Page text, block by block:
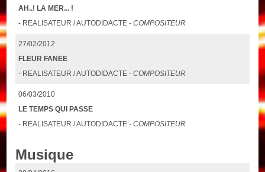
AH..! LA MER... !
- REALISATEUR / AUTODIDACTE -COMPOSITEUR
27/02/2012
FLEUR FANEE
- REALISATEUR / AUTODIDACTE -COMPOSITEUR
06/03/2010
LE TEMPS QUI PASSE
- REALISATEUR / AUTODIDACTE -COMPOSITEUR
Musique